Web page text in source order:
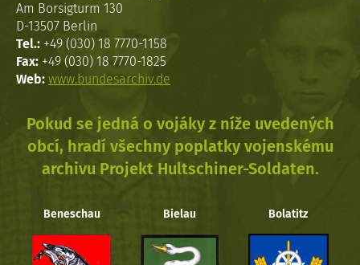
Am Borsigturm 130
D-13507 Berlin
Tel.: +49 (030) 18 7770-1158
Fax: +49 (030) 18 7770-1825
Web: www.bundesarchiv.de
Pokud se jedná o vojáky z níže uvedených
obcí, hradí všechny poplatky vojenskému
archivu Projekt Hultschiner-Soldaten.
Beneschau Bielau Bolatitz